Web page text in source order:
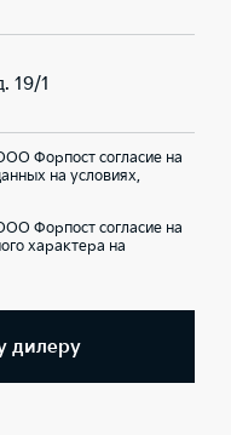
19/1
Форпост согласие на
на условиях,
Форпост согласие на
характера на
дилеру